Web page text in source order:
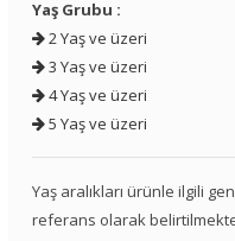
Yaş Grubu :
2 Yaş ve üzeri
3 Yaş ve üzeri
4 Yaş ve üzeri
5 Yaş ve üzeri
Yaş aralıkları ürünle ilgili
referans olarak